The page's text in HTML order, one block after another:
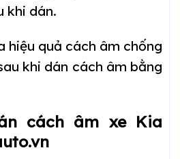
khi dán.
hiệu quả cách âm chống
khi dán cách âm bằng
cách âm xe Kia